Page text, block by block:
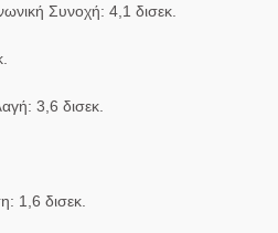
Συνοχή: 4,1 δισεκ.
3,6 δισεκ.
1,6 δισεκ.